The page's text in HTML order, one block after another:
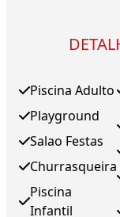
Piscina Adulto
Playground
Salao Festas
Churrasqueira
Piscina
Infantil